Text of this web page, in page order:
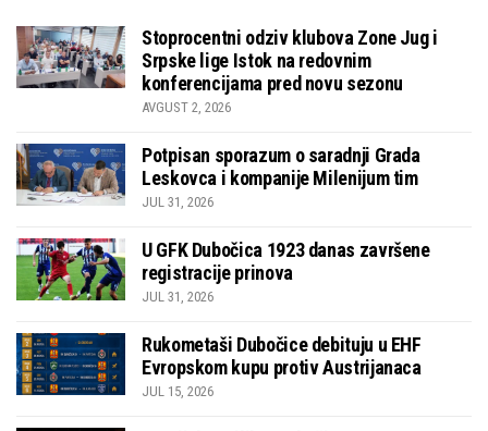
Stoprocentni odziv klubova Zone Jug i
Srpske lige Istok na redovnim
konferencijama pred novu sezonu
AVGUST 2, 2026
Potpisan sporazum o saradnji Grada
Leskovca i kompanije Milenijum tim
JUL 31, 2026
U GFK Dubočica 1923 danas završene
registracije prinova
JUL 31, 2026
Rukometaši Dubočice debituju u EHF
Evropskom kupu protiv Austrijanaca
JUL 15, 2026